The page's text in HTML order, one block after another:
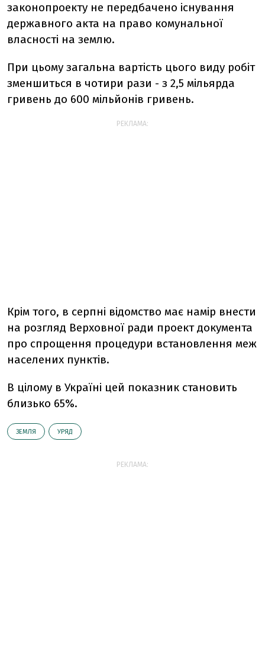
законопроекту не передбачено існування
державного акта на право комунальної
власності на землю.
При цьому загальна вартість цього виду робіт
зменшиться в чотири рази - з 2,5 мільярда
гривень до 600 мільйонів гривень.
РЕКЛАМА:
Крім того, в серпні відомство має намір внести
на розгляд Верховної ради проект документа
про спрощення процедури встановлення меж
населених пунктів.
В цілому в Україні цей показник становить
близько 65%.
ЗЕМЛЯ УРЯД
РЕКЛАМА: